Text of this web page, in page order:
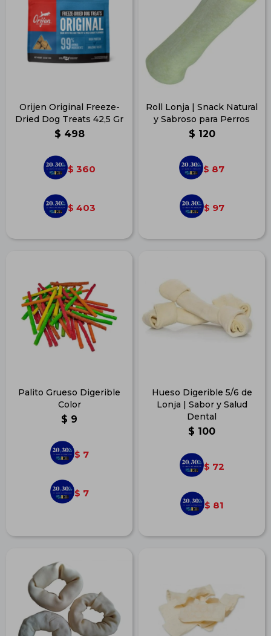
Orijen Original Freeze-
Dried Dog Treats 42,5 Gr
$ 498
$ 360
$ 403
Roll Lonja | Snack Natural
y Sabroso para Perros
$ 120
$ 87
$ 97
Palito Grueso Digerible
Color
$ 9
$ 7
$ 7
Hueso Digerible 5/6 de
Lonja | Sabor y Salud
Dental
$ 100
$ 72
$ 81